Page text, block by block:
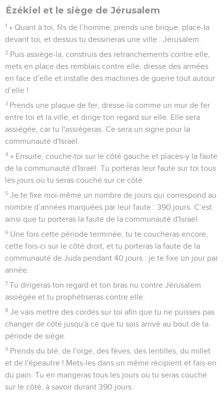
Ézékiel et le siège de Jérusalem
1 » Quant à toi, fils de l’homme, prends une brique, place-la
devant toi, et dessus tu dessineras une ville : Jérusalem.
2 Puis assiège-la, construis des retranchements contre elle,
mets en place des remblais contre elle, dresse des armées
en face d’elle et installe des machines de guerre tout autour
d’elle !
3 Prends une plaque de fer, dresse-la comme un mur de fer
entre toi et la ville, et dirige ton regard sur elle. Elle sera
assiégée, car tu l'assiégeras. Ce sera un signe pour la
communauté d'Israël.
4 » Ensuite, couche-toi sur le côté gauche et places-y la faute
de la communauté d'Israël. Tu porteras leur faute sur toi tous
les jours où tu seras couché sur ce côté.
5 Je te fixe moi-même un nombre de jours qui correspond au
nombre d’années marquées par leur faute : 390 jours. C’est
ainsi que tu porteras la faute de la communauté d'Israël.
6 Une fois cette période terminée, tu te coucheras encore,
cette fois-ci sur le côté droit, et tu porteras la faute de la
communauté de Juda pendant 40 jours : je te fixe un jour par
année.
7 Tu dirigeras ton regard et ton bras nu contre Jérusalem
assiégée et tu prophétiseras contre elle.
8 Je vais mettre des cordes sur toi afin que tu ne puisses pas
changer de côté jusqu'à ce que tu sois arrivé au bout de ta
période de siège.
9 Prends du blé, de l'orge, des fèves, des lentilles, du millet
et de l'épeautre ! Mets-les dans un même récipient et fais-en
du pain. Tu en mangeras tous les jours où tu seras couché
sur le côté, à savoir durant 390 jours.